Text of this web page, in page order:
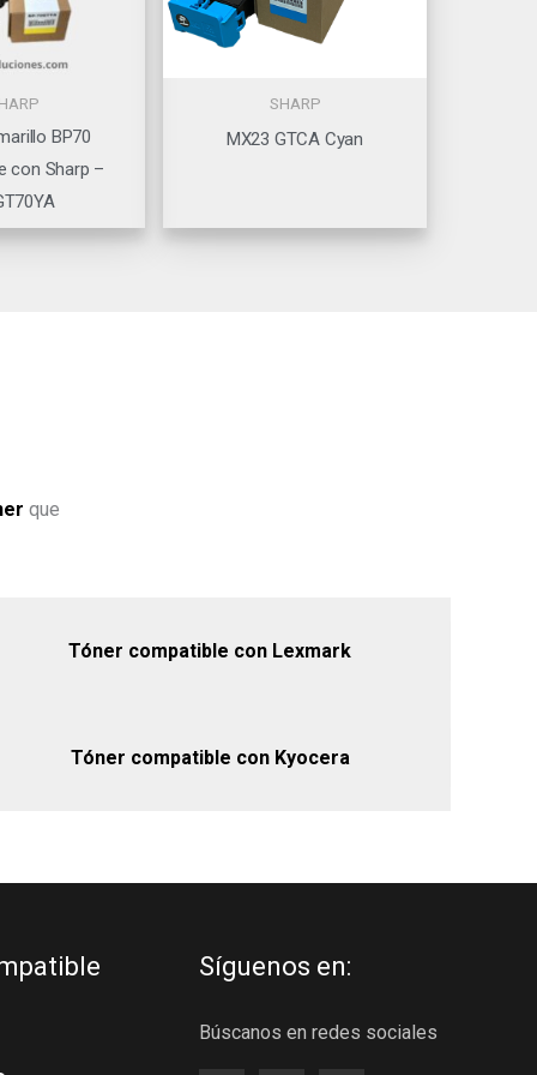
BP70
con Sharp –
SHARP
MX23 GTCA Cyan
que
Tóner compatible con Lexmark
Tóner compatible con Kyocera
Síguenos en:
Búscanos en redes sociales